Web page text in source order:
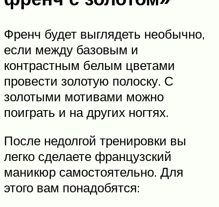
Френч будет выглядеть необычно,
если между базовым и
контрастным белым цветами
провести золотую полоску. С
золотыми мотивами можно
поиграть и на других ногтях.
После недолгой тренировки вы
легко сделаете французский
маникюр самостоятельно. Для
этого вам понадобятся: